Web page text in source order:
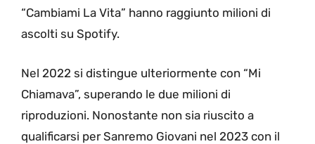
“Cambiami La Vita” hanno raggiunto milioni di
ascolti su Spotify.
Nel 2022 si distingue ulteriormente con “Mi
Chiamava”, superando le due milioni di
riproduzioni. Nonostante non sia riuscito a
qualificarsi per Sanremo Giovani nel 2023 con il